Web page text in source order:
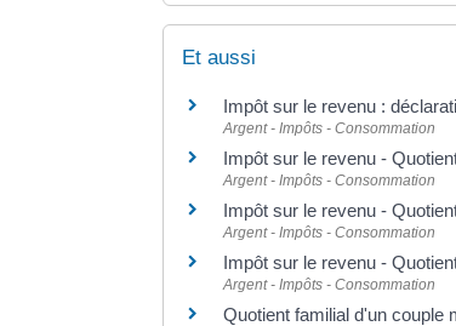
Et aussi
Impôt sur le revenu :
Argent - Impôts - Consommation
Impôt sur le revenu -
Argent - Impôts - Consommation
Impôt sur le revenu -
Argent - Impôts - Consommation
Impôt sur le revenu -
Argent - Impôts - Consommation
Quotient familial d'un couple